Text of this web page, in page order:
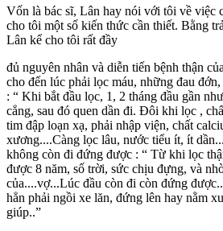
Vốn là bác sĩ, Lân hay nói với tôi về việc
cho tôi một số kiến thức cần thiết. Bằng
Lân kể cho tôi rất đầy
đủ nguyên nhân và diễn tiến bệnh thận
cho đến lúc phải lọc máu, những đau
: “ Khi bắt đầu lọc, 1, 2 tháng đầu gần
cẳng, sau đó quen dần đi. Đôi khi lọc ,
tim đập loạn xạ, phải nhập viện, chất
xương....Càng lọc lâu, nước tiểu ít, ít
không còn đi đứng được : “ Từ khi lọc
được 8 năm, số trời, sức chịu đựng, và
của....vợ...Lúc đầu còn đi còn đứng
hẳn phải ngồi xe lăn, đứng lên hay nằm
giúp..”